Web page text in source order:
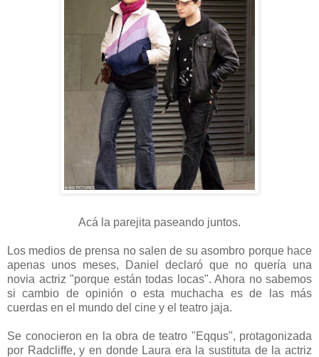
Acá la parejita paseando juntos.
Los medios de prensa no salen de su asombro porque hace
apenas unos meses, Daniel declaró que no quería una
novia actriz "porque están todas locas". Ahora no sabemos
si cambio de opinión o esta muchacha es de las más
cuerdas en el mundo del cine y el teatro jaja.
Se conocieron en la obra de teatro "Eqqus", protagonizada
por Radcliffe, y en donde Laura era la sustituta de la actriz